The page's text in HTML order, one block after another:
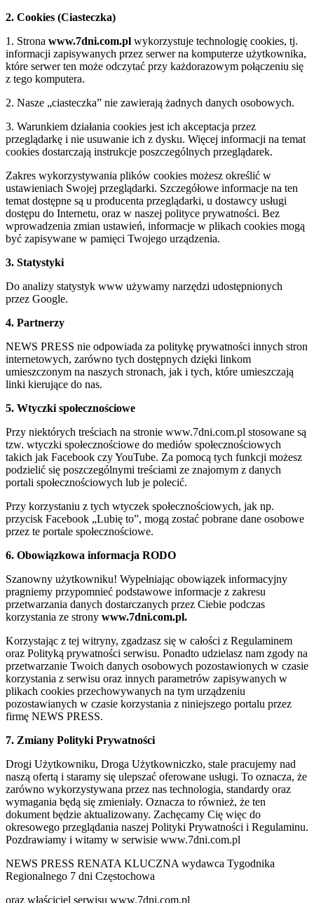
2. Cookies (Ciasteczka)
1. Strona www.7dni.com.pl wykorzystuje technologię cookies, tj.
informacji zapisywanych przez serwer na komputerze użytkownika,
które serwer ten może odczytać przy każdorazowym połączeniu się
z tego komputera.
2. Nasze „ciasteczka” nie zawierają żadnych danych osobowych.
3. Warunkiem działania cookies jest ich akceptacja przez
przeglądarkę i nie usuwanie ich z dysku. Więcej informacji na temat
cookies dostarczają instrukcje poszczególnych przeglądarek.
Zakres wykorzystywania plików cookies możesz określić w
ustawieniach Swojej przeglądarki. Szczegółowe informacje na ten
temat dostępne są u producenta przeglądarki, u dostawcy usługi
dostępu do Internetu, oraz w naszej polityce prywatności. Bez
wprowadzenia zmian ustawień, informacje w plikach cookies mogą
być zapisywane w pamięci Twojego urządzenia.
3. Statystyki
Do analizy statystyk www używamy narzędzi udostępnionych
przez Google.
4. Partnerzy
NEWS PRESS nie odpowiada za politykę prywatności innych stron
internetowych, zarówno tych dostępnych dzięki linkom
umieszczonym na naszych stronach, jak i tych, które umieszczają
linki kierujące do nas.
5. Wtyczki społecznościowe
Przy niektórych treściach na stronie www.7dni.com.pl stosowane są
tzw. wtyczki społecznościowe do mediów społecznościowych
takich jak Facebook czy YouTube. Za pomocą tych funkcji możesz
podzielić się poszczególnymi treściami ze znajomym z danych
portali społecznościowych lub je polecić.
Przy korzystaniu z tych wtyczek społecznościowych, jak np.
przycisk Facebook „Lubię to”, mogą zostać pobrane dane osobowe
przez te portale społecznościowe.
6. Obowiązkowa informacja RODO
Szanowny użytkowniku! Wypełniając obowiązek informacyjny
pragniemy przypomnieć podstawowe informacje z zakresu
przetwarzania danych dostarczanych przez Ciebie podczas
korzystania ze strony www.7dni.com.pl.
Korzystając z tej witryny, zgadzasz się w całości z Regulaminem
oraz Polityką prywatności serwisu. Ponadto udzielasz nam zgody na
przetwarzanie Twoich danych osobowych pozostawionych w czasie
korzystania z serwisu oraz innych parametrów zapisywanych w
plikach cookies przechowywanych na tym urządzeniu
pozostawianych w czasie korzystania z niniejszego portalu przez
firmę NEWS PRESS.
7. Zmiany Polityki Prywatności
Drogi Użytkowniku, Droga Użytkowniczko, stale pracujemy nad
naszą ofertą i staramy się ulepszać oferowane usługi. To oznacza, że
zarówno wykorzystywana przez nas technologia, standardy oraz
wymagania będą się zmieniały. Oznacza to również, że ten
dokument będzie aktualizowany. Zachęcamy Cię więc do
okresowego przeglądania naszej Polityki Prywatności i Regulaminu.
Pozdrawiamy i witamy w serwisie www.7dni.com.pl
NEWS PRESS RENATA KLUCZNA wydawca Tygodnika
Regionalnego 7 dni Częstochowa
oraz właściciel serwisu www.7dni.com.pl